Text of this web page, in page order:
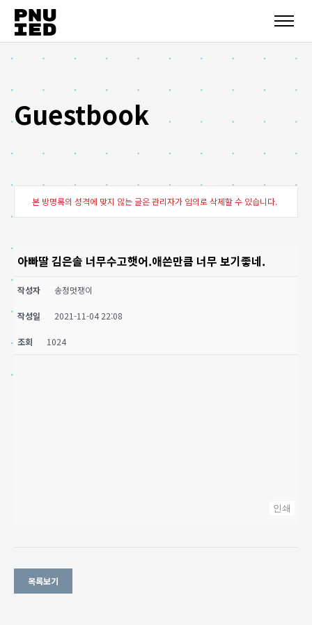
Guestbook
본 방명록의 성격에 맞지 않는 글은 관리자가 임의로 삭제할 수 있습니다.
아빠딸 김은솔 너무수고햇어.애쓴만큼 너무 보기좋네.
작성자 송정멋쟁이
작성일 2021-11-04 22:08
조회 1024
인쇄
목록보기